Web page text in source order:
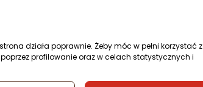
działa poprawnie. Żeby móc w pełni korzystać z
profilowanie oraz w celach statystycznych i